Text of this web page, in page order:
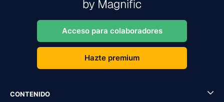
Acceso para colaboradores
Hazte premium
CONTENIDO